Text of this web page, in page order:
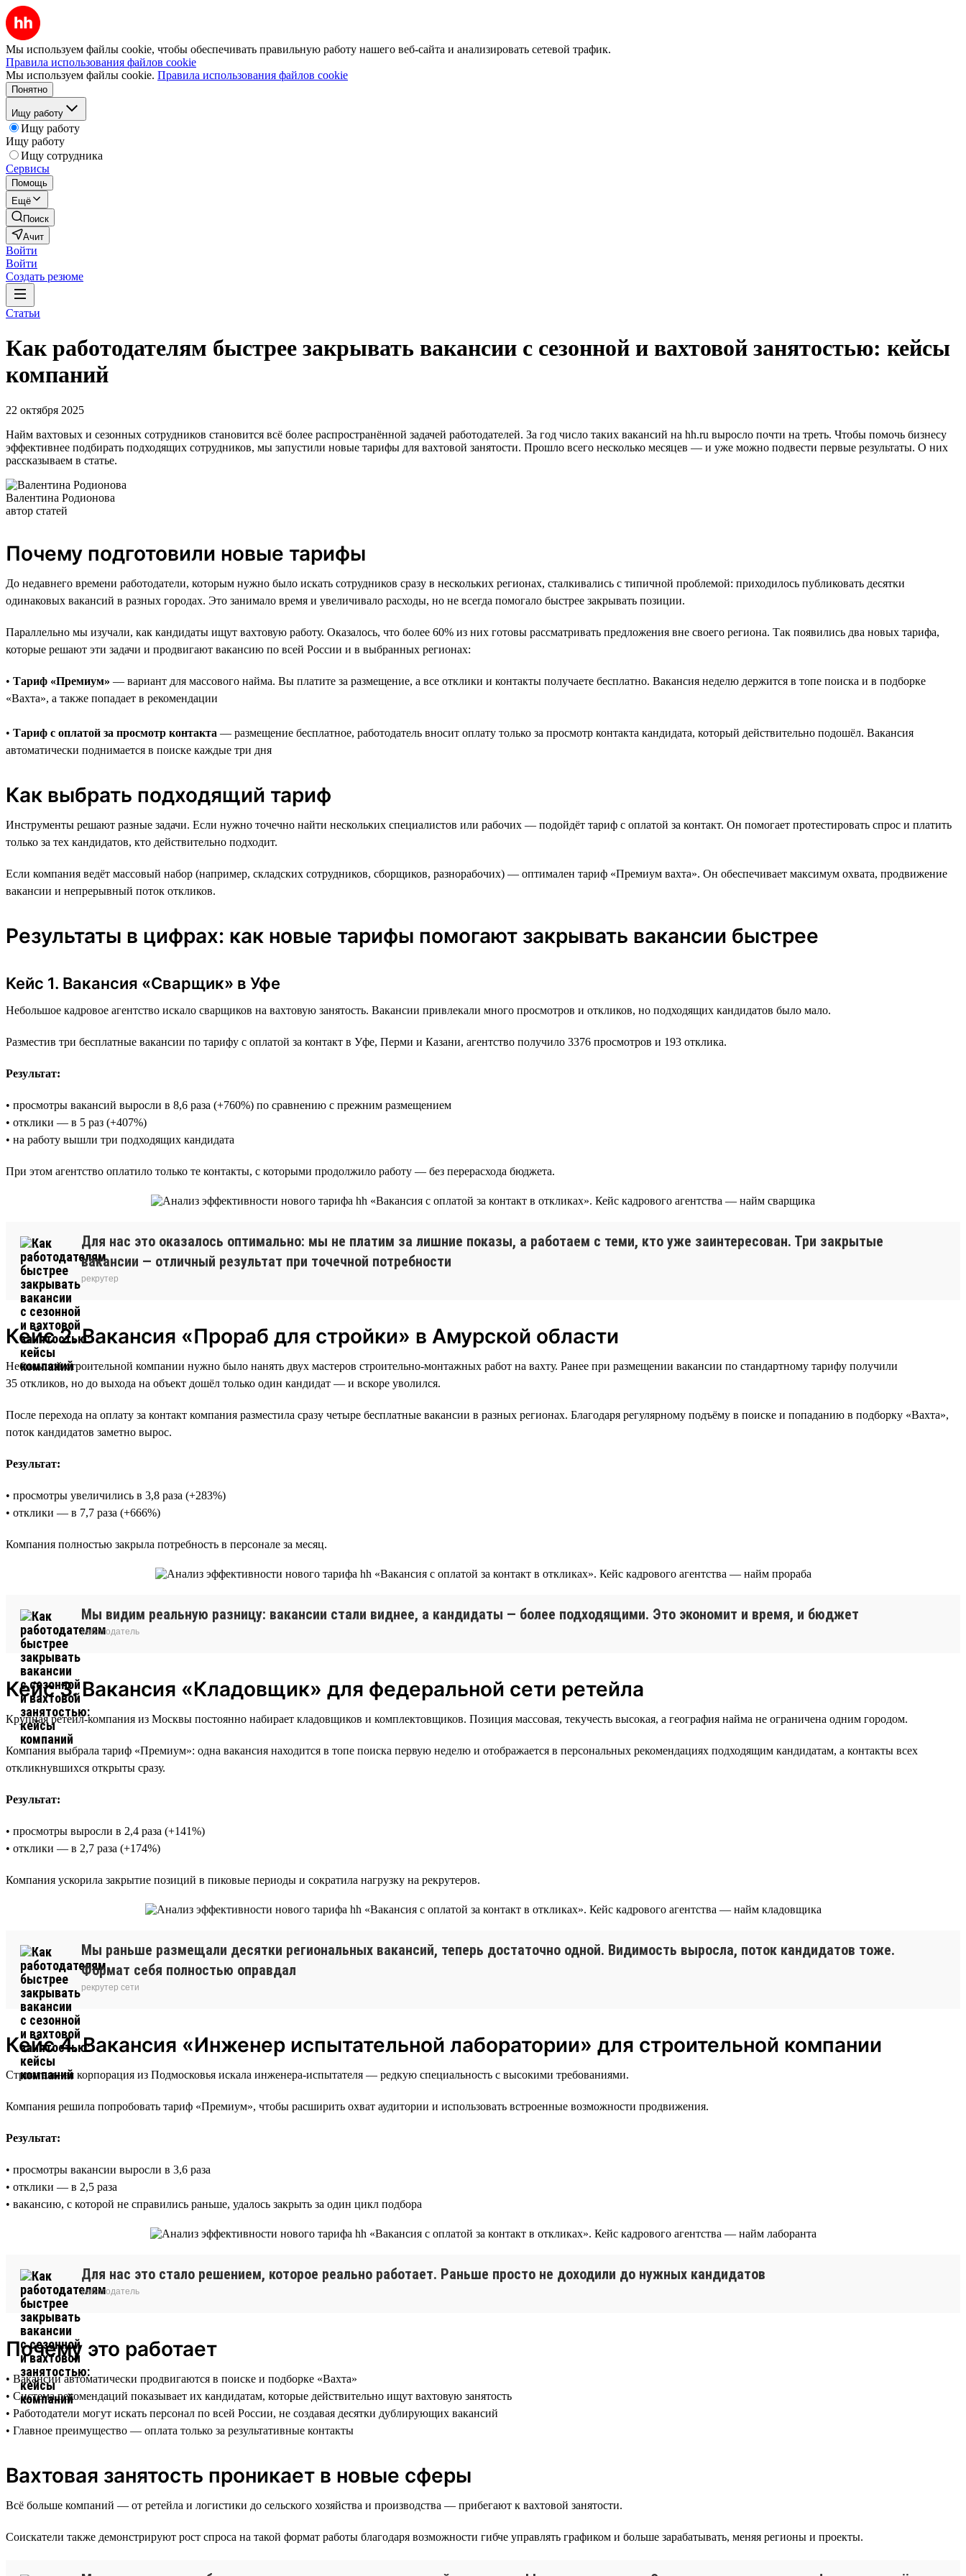
Мы используем файлы cookie, чтобы обеспечивать правильную работу нашего веб-сайта и анализировать сетевой трафик.
Правила использования файлов cookie
Мы используем файлы cookie. Правила использования файлов cookie
Понятно
Ищу работу
Ищу работу
Ищу работу
Ищу сотрудника
Сервисы
Помощь
Ещё
Поиск
Ачит
Войти
Войти
Создать резюме
Статьи
Как работодателям быстрее закрывать вакансии с сезонной и вахтовой занятостью: кейсы
компаний
22 октября 2025
Найм вахтовых и сезонных сотрудников становится всё более распространённой задачей работодателей. За год число таких вакансий на hh.ru выросло почти на треть. Чтобы помочь бизнесу
эффективнее подбирать подходящих сотрудников, мы запустили новые тарифы для вахтовой занятости. Прошло всего несколько месяцев — и уже можно подвести первые результаты. О них
рассказываем в статье.
Валентина Родионова
автор статей
Почему подготовили новые тарифы
До недавнего времени работодатели, которым нужно было искать сотрудников сразу в нескольких регионах, сталкивались с типичной проблемой: приходилось публиковать десятки
одинаковых вакансий в разных городах. Это занимало время и увеличивало расходы, но не всегда помогало быстрее закрывать позиции.
Параллельно мы изучали, как кандидаты ищут вахтовую работу. Оказалось, что более 60% из них готовы рассматривать предложения вне своего региона. Так появились два новых тарифа,
которые решают эти задачи и продвигают вакансию по всей России и в выбранных регионах:
• Тариф «Премиум» — вариант для массового найма. Вы платите за размещение, а все отклики и контакты получаете бесплатно. Вакансия неделю держится в топе поиска и в подборке
«Вахта», а также попадает в рекомендации
• Тариф с оплатой за просмотр контакта — размещение бесплатное, работодатель вносит оплату только за просмотр контакта кандидата, который действительно подошёл. Вакансия
автоматически поднимается в поиске каждые три дня
Как выбрать подходящий тариф
Инструменты решают разные задачи. Если нужно точечно найти нескольких специалистов или рабочих — подойдёт тариф с оплатой за контакт. Он помогает протестировать спрос и платить
только за тех кандидатов, кто действительно подходит.
Если компания ведёт массовый набор (например, складских сотрудников, сборщиков, разнорабочих) — оптимален тариф «Премиум вахта». Он обеспечивает максимум охвата, продвижение
вакансии и непрерывный поток откликов.
Результаты в цифрах: как новые тарифы помогают закрывать вакансии быстрее
Кейс 1. Вакансия «Сварщик» в Уфе
Небольшое кадровое агентство искало сварщиков на вахтовую занятость. Вакансии привлекали много просмотров и откликов, но подходящих кандидатов было мало.
Разместив три бесплатные вакансии по тарифу с оплатой за контакт в Уфе, Перми и Казани, агентство получило 3376 просмотров и 193 отклика.
Результат:
• просмотры вакансий выросли в 8,6 раза (+760%) по сравнению с прежним размещением
• отклики — в 5 раз (+407%)
• на работу вышли три подходящих кандидата
При этом агентство оплатило только те контакты, с которыми продолжило работу — без перерасхода бюджета.
Для нас это оказалось оптимально: мы не платим за лишние показы, а работаем с теми, кто уже заинтересован. Три закрытые
вакансии — отличный результат при точечной потребности
рекрутер
Кейс 2. Вакансия «Прораб для стройки» в Амурской области
Небольшой строительной компании нужно было нанять двух мастеров строительно-монтажных работ на вахту. Ранее при размещении вакансии по стандартному тарифу получили
35 откликов, но до выхода на объект дошёл только один кандидат — и вскоре уволился.
После перехода на оплату за контакт компания разместила сразу четыре бесплатные вакансии в разных регионах. Благодаря регулярному подъёму в поиске и попаданию в подборку «Вахта»,
поток кандидатов заметно вырос.
Результат:
• просмотры увеличились в 3,8 раза (+283%)
• отклики — в 7,7 раза (+666%)
Компания полностью закрыла потребность в персонале за месяц.
Мы видим реальную разницу: вакансии стали виднее, а кандидаты — более подходящими. Это экономит и время, и бюджет
работодатель
Кейс 3. Вакансия «Кладовщик» для федеральной сети ретейла
Крупная ретейл-компания из Москвы постоянно набирает кладовщиков и комплектовщиков. Позиция массовая, текучесть высокая, а география найма не ограничена одним городом.
Компания выбрала тариф «Премиум»: одна вакансия находится в топе поиска первую неделю и отображается в персональных рекомендациях подходящим кандидатам, а контакты всех
откликнувшихся открыты сразу.
Результат:
• просмотры выросли в 2,4 раза (+141%)
• отклики — в 2,7 раза (+174%)
Компания ускорила закрытие позиций в пиковые периоды и сократила нагрузку на рекрутеров.
Мы раньше размещали десятки региональных вакансий, теперь достаточно одной. Видимость выросла, поток кандидатов тоже.
Формат себя полностью оправдал
рекрутер сети
Кейс 4. Вакансия «Инженер испытательной лаборатории» для строительной компании
Строительная корпорация из Подмосковья искала инженера-испытателя — редкую специальность с высокими требованиями.
Компания решила попробовать тариф «Премиум», чтобы расширить охват аудитории и использовать встроенные возможности продвижения.
Результат:
• просмотры вакансии выросли в 3,6 раза
• отклики — в 2,5 раза
• вакансию, с которой не справились раньше, удалось закрыть за один цикл подбора
Для нас это стало решением, которое реально работает. Раньше просто не доходили до нужных кандидатов
работодатель
Почему это работает
• Вакансии автоматически продвигаются в поиске и подборке «Вахта»
• Система рекомендаций показывает их кандидатам, которые действительно ищут вахтовую занятость
• Работодатели могут искать персонал по всей России, не создавая десятки дублирующих вакансий
• Главное преимущество — оплата только за результативные контакты
Вахтовая занятость проникает в новые сферы
Всё больше компаний — от ретейла и логистики до сельского хозяйства и производства — прибегают к вахтовой занятости.
Соискатели также демонстрируют рост спроса на такой формат работы благодаря возможности гибче управлять графиком и больше зарабатывать, меняя регионы и проекты.